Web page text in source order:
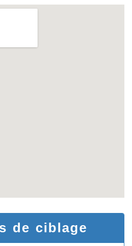
de ciblage